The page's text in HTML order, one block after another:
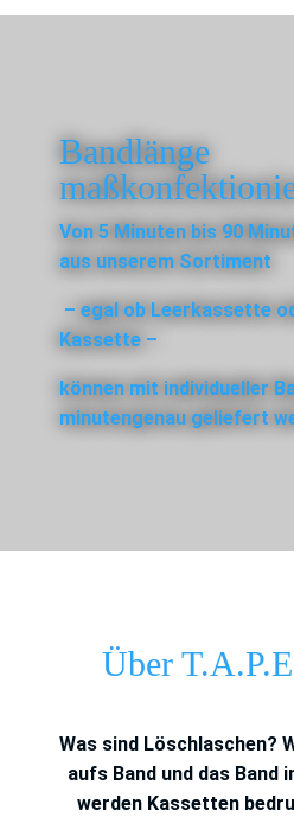
Bandlänge
Von 5 Minuten bis 90
aus unserem Sortiment
– egal ob Leerkassette
Kassette –
können mit individueller
minutengenau geliefert
Über
Was sind Löschlaschen?
aufs Band und das Band
werden Kassetten